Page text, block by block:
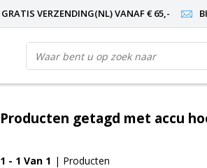
GRATIS VERZENDING(NL) VANAF € 65,-
Producten getagd met accu
1 - 1 Van 1 | Producten